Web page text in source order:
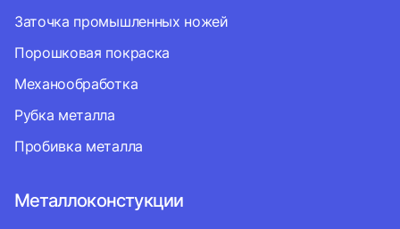
Заточка промышленных ножей
Порошковая покраска
Механообработка
Рубка металла
Пробивка металла
Металлоконстукции